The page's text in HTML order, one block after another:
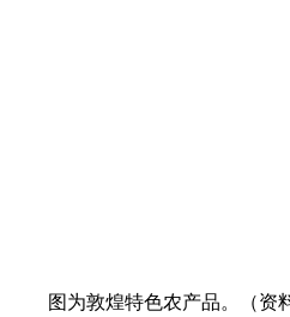
图为敦煌特色农产品。（资